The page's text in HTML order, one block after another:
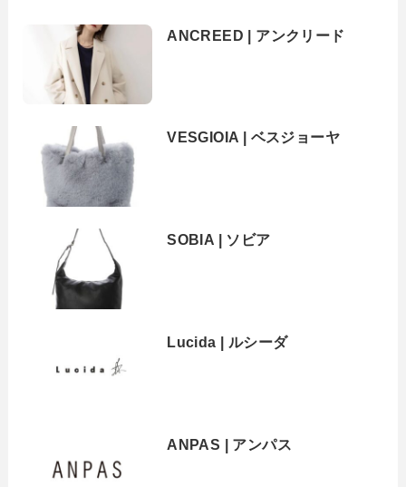
ANCREED | アンクリード
VESGIOIA | ベスジョーヤ
SOBIA | ソビア
Lucida | ルシーダ
ANPAS | アンパス